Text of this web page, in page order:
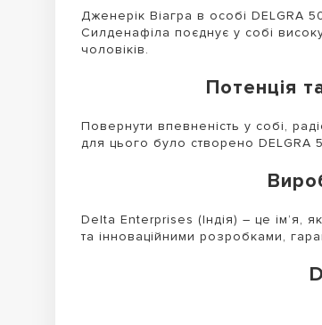
Дженерік Віагра в особі DELGRA
Силденафіла поєднує у собі
чоловіків.
Потенція
Повернути впевненість у собі,
для цього було створено DELGRA
Delta Enterprises (Індія) – це ім’я,
та інноваційними розробками,